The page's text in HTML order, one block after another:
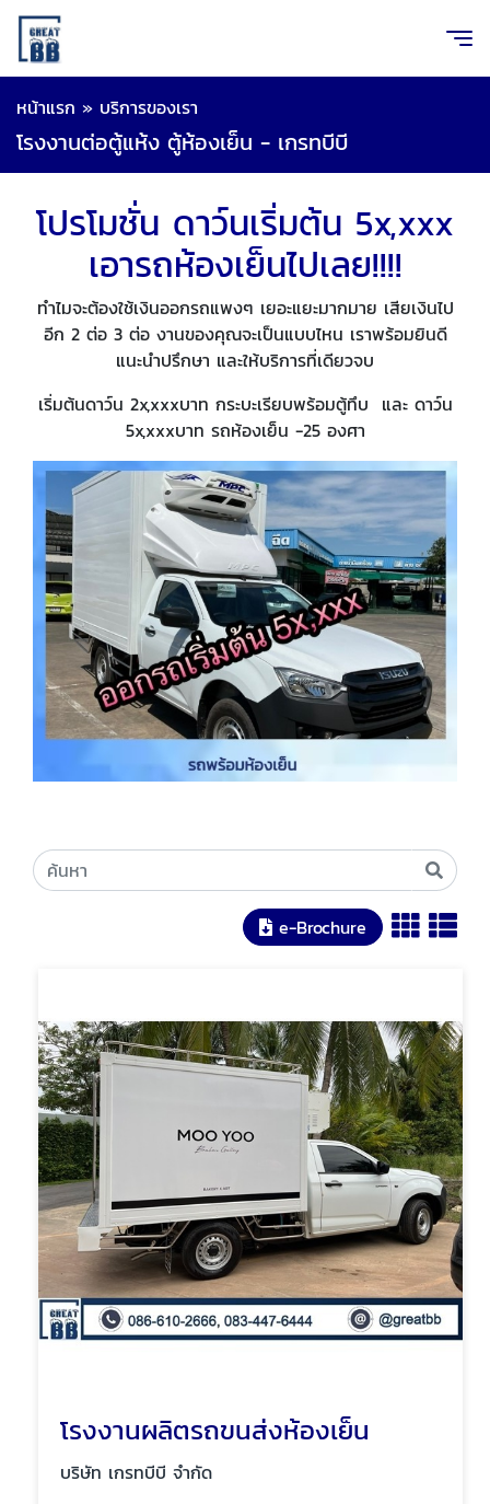
หน้าแรก » บริการของเรา
โรงงานต่อตู้แห้ง ตู้ห้องเย็น - เกรทบีบี
โปรโมชั่น ดาว์นเริ่มต้น 5x,xxx
เอารถห้องเย็นไปเลย!!!!
ทำไมจะต้องใช้เงินออกรถแพงๆ เยอะแยะมากมาย เสียเงินไป
อีก 2 ต่อ 3 ต่อ งานของคุณจะเป็นแบบไหน เราพร้อมยินดี
แนะนำปรึกษา และให้บริการที่เดียวจบ
เริ่มต้นดาว์น 2x,xxxบาท กระบะเรียบพร้อมตู้ทึบ และ ดาว์น
5x,xxxบาท รถห้องเย็น -25 องศา
e-Brochure
โรงงานผลิตรถขนส่งห้องเย็น
บริษัท เกรทบีบี จำกัด